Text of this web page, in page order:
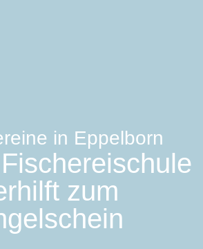
in Eppelborn
zum